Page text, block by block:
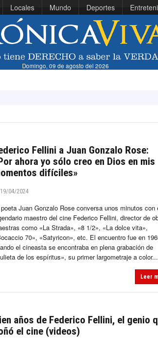
Locales Mundo Deportes
Domingo, 09 de agosto del 2026
Fellini a Juan Gonzalo Rose:
ahora yo sólo creo en Dios en mis
difíciles»
19/04/2024
Juan Gonzalo Rose conversa unos minutos con
maestro del cine Federico Fellini, director de
como «La Strada», «8 1/2», «La dolce vita»,
70», «Satyricon», etc. El encuentro fue en
el cineasta se encontraba en plena grabación de
de los espíritus», su primer largometraje a
Leer
años de Federico Fellini, el genio
el cine (videos)